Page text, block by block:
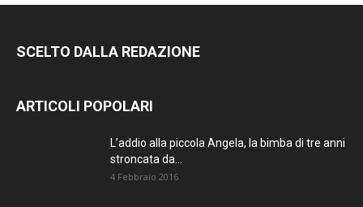
SCELTO DALLA REDAZIONE
ARTICOLI POPOLARI
L’addio alla piccola Angela, la bimba di tre anni
stroncata da...
4 Febbraio 2016
RIMANI
AGGIORNATO.
METTI UN
MI PIACE!